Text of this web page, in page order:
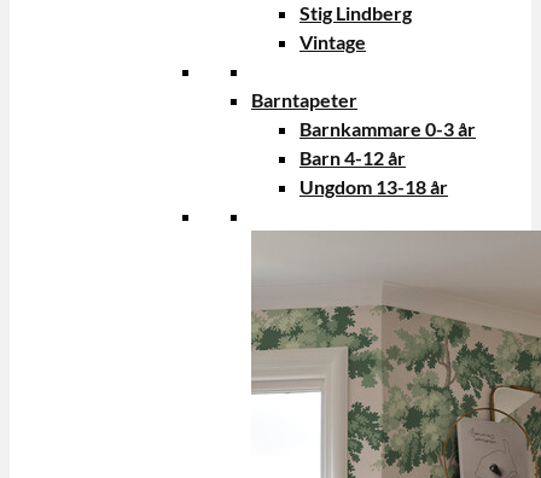
Stig Lindberg
Vintage
Barntapeter
Barnkammare 0-3 år
Barn 4-12 år
Ungdom 13-18 år